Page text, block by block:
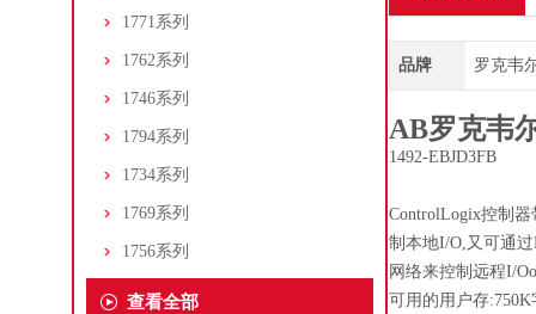
1771系列
1762系列
1746系列
1794系列
1734系列
1769系列
1756系列
查看全部
品牌 罗克韦
AB罗克韦
1492-EBJD3FB
ControlLogix控制
制本地I/O,又可通过
网络来控制远程I/Oo
可用的用户存